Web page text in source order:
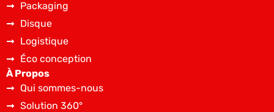
Packaging
Disque
Logistique
Éco conception
À Propos
Qui sommes-nous
Solution 360°